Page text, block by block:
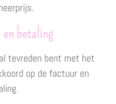
betaling
tevreden bent met het
op de factuur en